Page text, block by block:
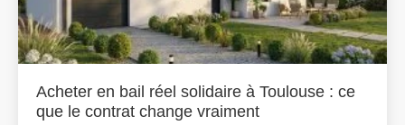
Acheter en bail réel solidaire à Toulouse : ce
que le contrat change vraiment